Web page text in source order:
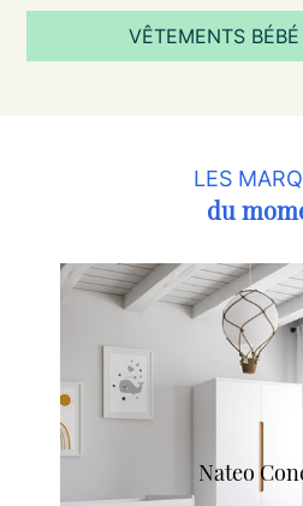
VÊTEMENTS
LES
du
Nateo